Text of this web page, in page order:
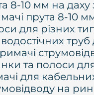
8-10 мм на даху
прута 8-10
для різних
труб
та полоси
для
на